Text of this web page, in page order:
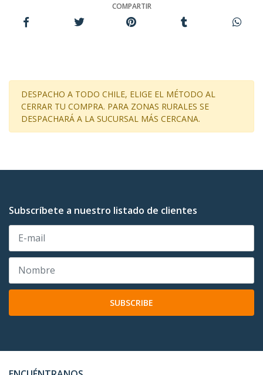
COMPARTIR
DESPACHO A TODO CHILE, ELIGE EL MÉTODO AL
CERRAR TU COMPRA. PARA ZONAS RURALES SE
DESPACHARÁ A LA SUCURSAL MÁS CERCANA.
Subscríbete a nuestro listado de clientes
SUBSCRIBE